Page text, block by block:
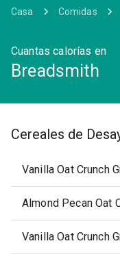
Casa Comidas
Cuantas calorías en
Breadsmith
Cereales de
Vanilla Oat Crunch
Almond Pecan Oat
Vanilla Oat Crunch